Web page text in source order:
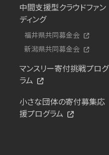
中間支援型クラウドファン
ディング
福井県共同募金会
新潟県共同募金会
マンスリー寄付挑戦プログ
ラム
小さな団体の寄付募集応
援プログラム